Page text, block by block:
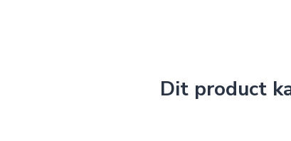
Dit product